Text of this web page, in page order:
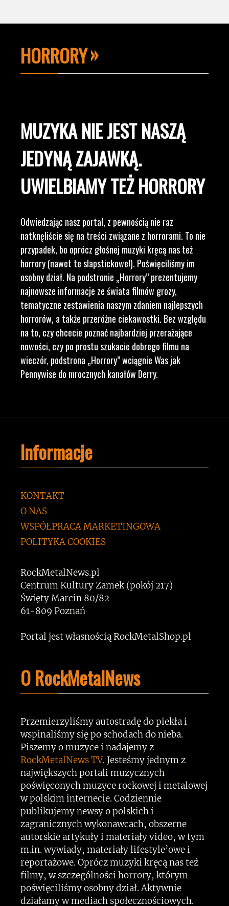
HORRORY
MUZYKA NIE JEST NASZĄ
JEDYNĄ ZAJAWKĄ.
UWIELBIAMY TEŻ HORRORY
Odwiedzając nasz portal, z pewnością nie raz
natknęliście się na treści związane z horrorami. To nie
przypadek, bo oprócz głośnej muzyki kręcą nas też
horrory (nawet te slapstickowe!). Poświęciliśmy im
osobny dział. Na podstronie „Horrory” prezentujemy
najnowsze informacje ze świata filmów grozy,
tematyczne zestawienia naszym zdaniem najlepszych
horrorów, a także przeróżne ciekawostki. Bez względu
na to, czy chcecie poznać najbardziej przerażające
nowości, czy po prostu szukacie dobrego filmu na
wieczór, podstrona „Horrory” wciągnie Was jak
Pennywise do mrocznych kanałów Derry.
Informacje
KONTAKT
O NAS
WSPÓŁPRACA MARKETINGOWA
POLITYKA COOKIES
RockMetalNews.pl
Centrum Kultury Zamek (pokój 217)
Święty Marcin 80/82
61-809 Poznań
Portal jest własnością RockMetalShop.pl
O RockMetalNews
Przemierzyliśmy autostradę do piekła i
wspinaliśmy się po schodach do nieba.
Piszemy o muzyce i nadajemy z
RockMetalNews TV. Jesteśmy jednym z
największych portali muzycznych
poświęconych muzyce rockowej i metalowej
w polskim internecie. Codziennie
publikujemy newsy o polskich i
zagranicznych wykonawcach, obszerne
autorskie artykuły i materiały video, w tym
m.in. wywiady, materiały lifestyle’owe i
reportażowe. Oprócz muzyki kręcą nas też
filmy, w szczególności horrory, którym
poświęciliśmy osobny dział. Aktywnie
działamy w mediach społecznościowych.